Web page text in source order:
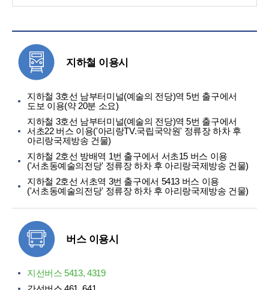
지하철 이용시
지하철 3호선 남부터미널(예술의 전당)역 5번 출구에서
도보 이용(약 20분 소요)
지하철 3호선 남부터미널(예술의 전당)역 5번 출구에서
서초22 버스 이용('아리랑TV.국립국악원' 정류장 하차 후
아리랑국제방송 건물)
지하철 2호선 방배역 1번 출구에서 서초15 버스 이용
('서초동예술의전당' 정류장 하차 후 아리랑국제방송 건물)
지하철 2호선 서초역 3번 출구에서 5413 버스 이용
('서초동예술의전당' 정류장 하차 후 아리랑국제방송 건물)
버스 이용시
지선버스 5413, 4319